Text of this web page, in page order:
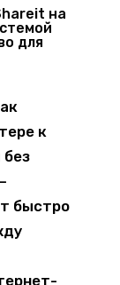
на
для
к
быстро